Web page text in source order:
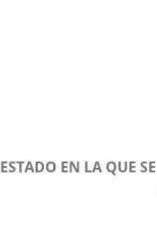
ESTADO EN LA QUE